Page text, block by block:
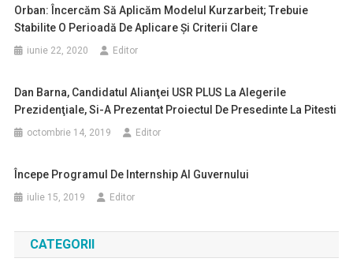
Orban: Încercăm Să Aplicăm Modelul Kurzarbeit; Trebuie
Stabilite O Perioadă De Aplicare Şi Criterii Clare
iunie 22, 2020 Editor
Dan Barna, Candidatul Alianţei USR PLUS La Alegerile
Prezidenţiale, Si-A Prezentat Proiectul De Presedinte La Pitesti
octombrie 14, 2019 Editor
Începe Programul De Internship Al Guvernului
iulie 15, 2019 Editor
CATEGORII